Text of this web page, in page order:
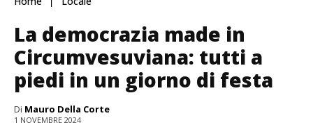
La democrazia made in
Circumvesuviana: tutti a
piedi in un giorno di festa
Di Mauro Della Corte
1 NOVEMBRE 2024